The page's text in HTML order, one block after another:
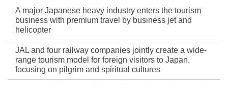
A major Japanese heavy industry enters the tourism
business with premium travel by business jet and
helicopter
JAL and four railway companies jointly create a wide-
range tourism model for foreign visitors to Japan,
focusing on pilgrim and spiritual cultures